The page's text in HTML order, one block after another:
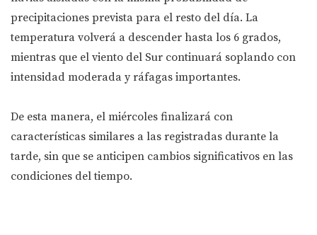
precipitaciones prevista para el resto del día. La
temperatura volverá a descender hasta los 6 grados,
mientras que el viento del Sur continuará soplando con
intensidad moderada y ráfagas importantes.
De esta manera, el miércoles finalizará con
características similares a las registradas durante la
tarde, sin que se anticipen cambios significativos en las
condiciones del tiempo.